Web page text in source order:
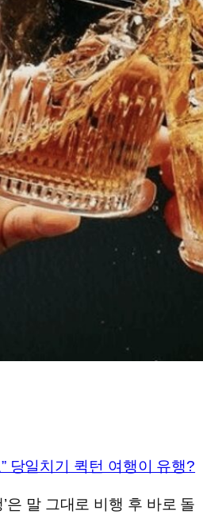
당일치기 퀵턴 여행이 유행?
은 말 그대로 비행 후 바로 돌